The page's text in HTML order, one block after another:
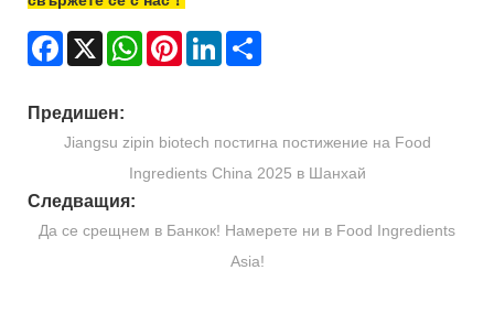
Facebook
X WhatsAppPinterestLinkedIn
Предишен:
Jiangsu zipin biotech постигна постижение на Food
Ingredients China 2025 в Шанхай
Следващия:
Да се ​​срещнем в Банкок! Намерете ни в Food Ingredients
Asia!